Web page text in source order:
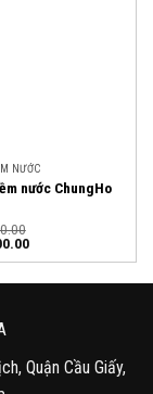
NƯỚC
nước ChungHo
Quận Cầu Giấy,